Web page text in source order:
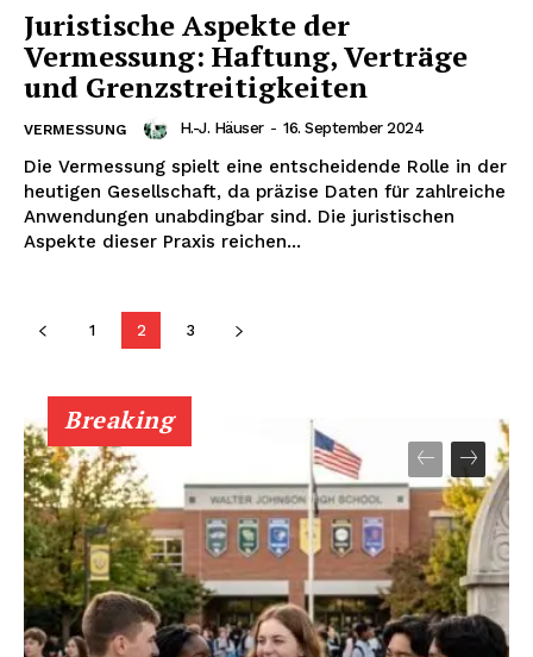
Inhalte
Juristische Aspekte der
Vermessung: Haftung, Verträge
und Grenzstreitigkeiten
VERMESSUNG H.-J. Häuser - 16. September 2024
Die Vermessung spielt eine entscheidende Rolle in der
heutigen Gesellschaft, da präzise Daten für zahlreiche
Anwendungen unabdingbar sind. Die juristischen
Aspekte dieser Praxis reichen...
1 2 3
Breaking